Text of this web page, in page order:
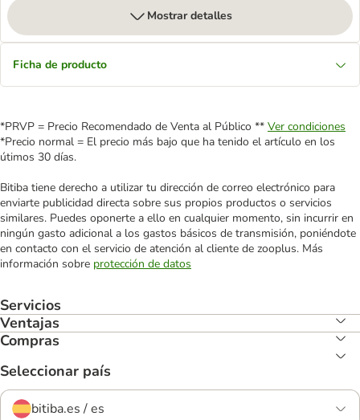
Mostrar detalles
Ficha de producto
*PRVP = Precio Recomendado de Venta al Público ** Ver condiciones
*Precio normal = El precio más bajo que ha tenido el artículo en los
útimos 30 días.
Bitiba tiene derecho a utilizar tu dirección de correo electrónico para
enviarte publicidad directa sobre sus propios productos o servicios
similares. Puedes oponerte a ello en cualquier momento, sin incurrir en
ningún gasto adicional a los gastos básicos de transmisión, poniéndote
en contacto con el servicio de atención al cliente de zooplus. Más
información sobre protección de datos
Servicios
Ventajas
Compras
Seleccionar país
bitiba.es / es